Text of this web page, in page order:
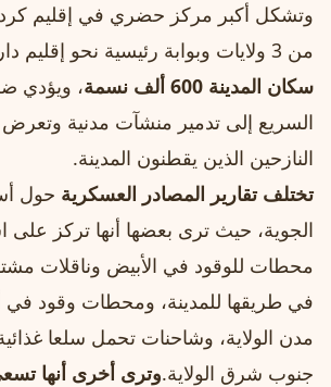
وتشكل أكبر مركز حضري في إقليم
من 3 ولايات وبوابة رئيسية نحو إقليم دارفور.
سكان المدينة 600 ألف نسمة
، ويؤدي
السريع إلى تدمير منشآت مدنية
النازحين الذين يقطنون المدينة.
تختلف تقارير المصادر العسكرية حول
محطات للوقود في الأبيض وناقلات
في طريقها للمدينة، ومحطات وقود في
مدن الولاية، وشاحنات تحمل سلعا
جنوب شرق الولاية.وترى أخرى أنها